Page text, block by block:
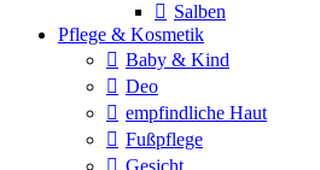
Salben
Pflege & Kosmetik
Baby & Kind
Deo
empfindliche Haut
Fußpflege
Gesicht